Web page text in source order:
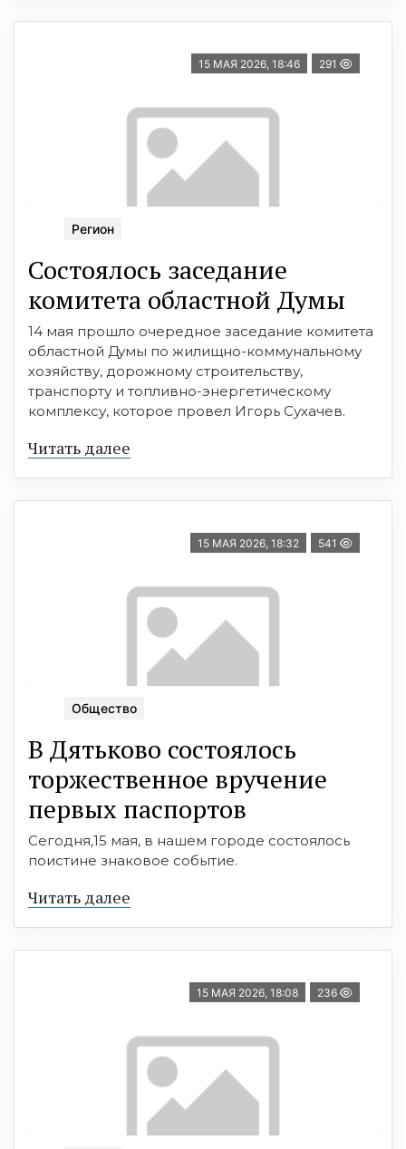
15 МАЯ 2026, 18:46 291
Регион
Состоялось заседание
комитета областной Думы
14 мая прошло очередное заседание комитета
областной Думы по жилищно-коммунальному
хозяйству, дорожному строительству,
транспорту и топливно-энергетическому
комплексу, которое провел Игорь Сухачев.
Читать далее
15 МАЯ 2026, 18:32 541
Общество
В Дятьково состоялось
торжественное вручение
первых паспортов
Сегодня,15 мая, в нашем городе состоялось
поистине знаковое событие.
Читать далее
15 МАЯ 2026, 18:08 236